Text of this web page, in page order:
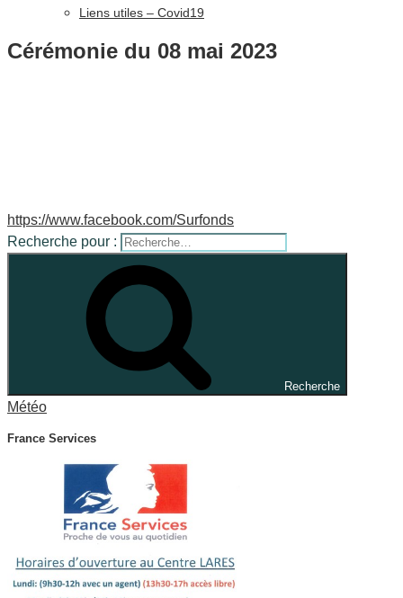
Liens utiles – Covid19
Cérémonie du 08 mai 2023
https://www.facebook.com/Surfonds
Recherche pour :
Recherche
Météo
France Services